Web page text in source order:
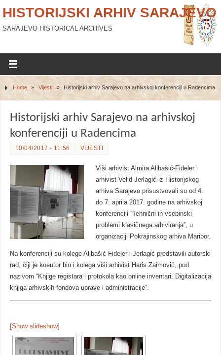
HISTORIJSKI ARHIV SARAJEVO
SARAJEVO HISTORICAL ARCHIVES
Home » Vijesti » Historijski arhiv Sarajevo na arhivskoj konferenciji u Radencima
Historijski arhiv Sarajevo na arhivskoj
konferenciji u Radencima
10/04/2017 - 11:56 VIJESTI
Viši arhivist Almira Alibašić-Fideler i
arhivist Velid Jerlagić iz Historijskog
arhiva Sarajevo prisustvovali su od 4.
do 7. aprila 2017. godine na arhivskoj
konferenciji “Tehnični in vsebinski
problemi klasičnega arhiviranja”, u
organizaciji Pokrajinskog arhiva Maribor.
Na konferenciji su kolege Alibašić-Fideler i Jerlagić predstavili autorski
rad, čiji je koautor bio i kolega viši arhivist Haris Zaimović, pod
nazivom “Knjige registara i protokola kao online inventari: Digitalizacija
knjiga arhivskih fondova uprave i administracije”.
[Show slideshow]